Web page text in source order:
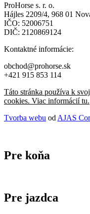
ProHorse s. r. o.
Hájles 2209/4, 968 01
IČO: 52006751
DIČ: 2120869124
Kontaktné informácie:
obchod@prohorse.sk
+421 915 853 114
Táto stránka používa k
cookies. Viac informácií tu.
Tvorba webu od AJAS
Pre koňa
Pre jazdca